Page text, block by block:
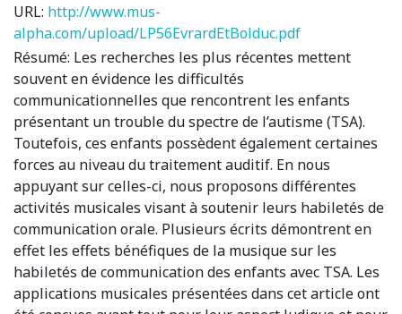
URL: http://www.mus-
alpha.com/upload/LP56EvrardEtBolduc.pdf
Résumé: Les recherches les plus récentes mettent
souvent en évidence les difficultés
communicationnelles que rencontrent les enfants
présentant un trouble du spectre de l’autisme (TSA).
Toutefois, ces enfants possèdent également certaines
forces au niveau du traitement auditif. En nous
appuyant sur celles-ci, nous proposons différentes
activités musicales visant à soutenir leurs habiletés de
communication orale. Plusieurs écrits démontrent en
effet les effets bénéfiques de la musique sur les
habiletés de communication des enfants avec TSA. Les
applications musicales présentées dans cet article ont